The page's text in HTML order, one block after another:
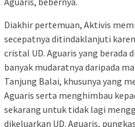
Diakhir pertemuan, Aktivis
secepatnya ditindaklanjuti
cristal UD. Aguaris yang berada
banyak mudaratnya daripada
Tanjung Balai, khusunya yang
Aguaris serta menghimbau
sekarang untuk tidak lagi
dikeluarkan UD. Aguaris,